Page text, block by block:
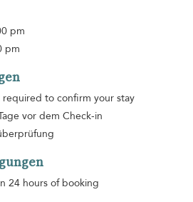
pm
pm
to confirm your stay
vor dem Check-in
24 hours of booking